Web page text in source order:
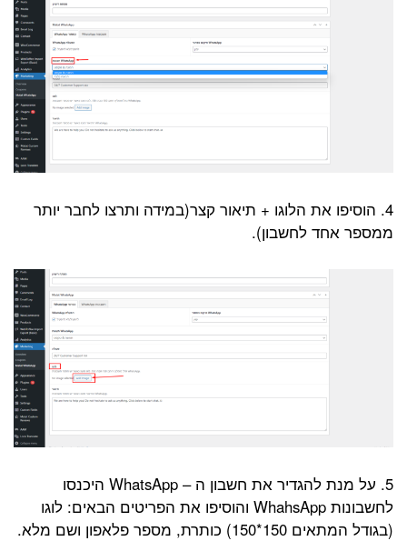
4. הוסיפו את הלוגו + תיאור קצר(במידה ותרצו לחבר יותר
ממספר אחד לחשבון).
5. על מנת להגדיר את חשבון ה – WhatsApp היכנסו
לחשבונות WhahsApp והוסיפו את הפריטים הבאים: לוגו
(בגודל המתאים 150*150) כותרת, מספר פלאפון ושם מלא.